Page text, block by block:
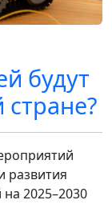
будут
развития
2025–2030